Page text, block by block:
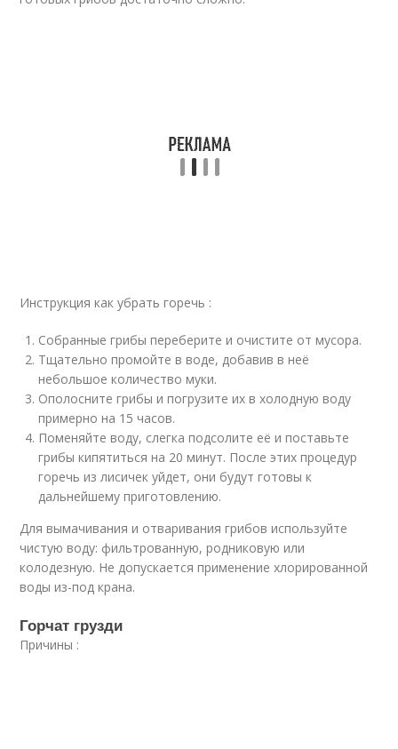
Инструкция как убрать горечь :
Собранные грибы переберите и очистите от мусора.
Тщательно промойте в воде, добавив в неё
небольшое количество муки.
Ополосните грибы и погрузите их в холодную воду
примерно на 15 часов.
Поменяйте воду, слегка подсолите её и поставьте
грибы кипятиться на 20 минут. После этих процедур
горечь из лисичек уйдет, они будут готовы к
дальнейшему приготовлению.
Для вымачивания и отваривания грибов используйте
чистую воду: фильтрованную, родниковую или
колодезную. Не допускается применение хлорированной
воды из-под крана.
Горчат грузди
Причины :